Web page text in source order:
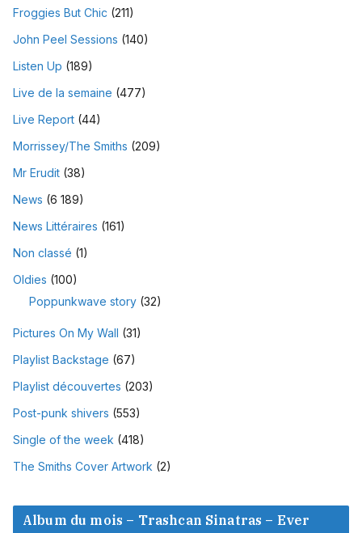
Froggies But Chic (211)
John Peel Sessions (140)
Listen Up (189)
Live de la semaine (477)
Live Report (44)
Morrissey/The Smiths (209)
Mr Erudit (38)
News (6 189)
News Littéraires (161)
Non classé (1)
Oldies (100)
Poppunkwave story (32)
Pictures On My Wall (31)
Playlist Backstage (67)
Playlist découvertes (203)
Post-punk shivers (553)
Single of the week (418)
The Smiths Cover Artwork (2)
Album du mois – Trashcan Sinatras – Ever